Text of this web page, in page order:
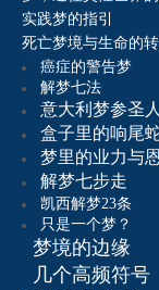
实践梦的指引
死亡梦境与生命的
癌症的警告梦
解梦七法
意大利梦参圣人
盒子里的响尾
梦里的业力与
解梦七步走
凯西解梦23条
只是一个梦？
梦境的边缘
几个高频符号